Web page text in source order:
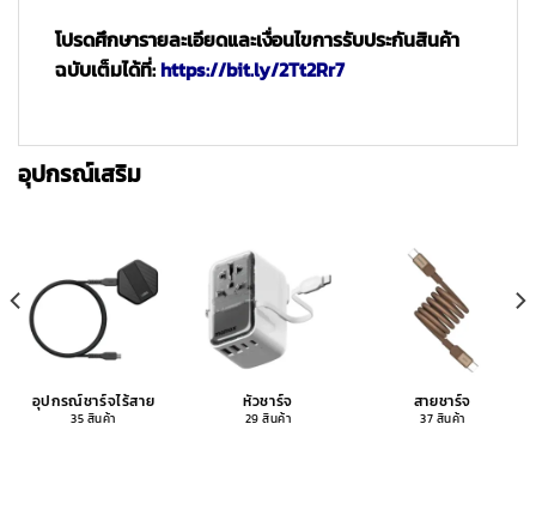
โปรดศึกษารายละเอียดและเงื่อนไขการรับประกันสินค้า
ฉบับเต็มได้ที่:https://bit.ly/2Tt2Rr7
อุปกรณ์เสริม
อุปกรณ์ชาร์จไร้สาย
35 สินค้า
หัวชาร์จ
29 สินค้า
สายชาร์จ
37 สินค้า